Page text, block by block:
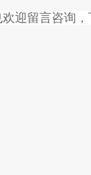
迎留言咨询，